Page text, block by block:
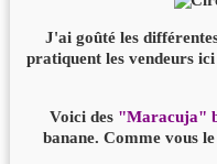
J'ai goûté les
pratiquent les vendeurs
Voici des "Maracuja"
banane. Comme vous